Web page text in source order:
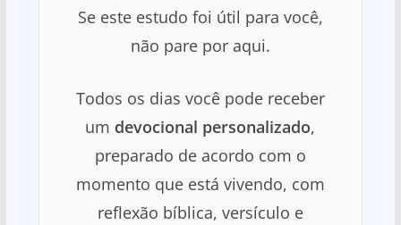
Se este estudo foi útil para você,
não pare por aqui.
Todos os dias você pode receber
um devocional personalizado,
preparado de acordo com o
momento que está vivendo, com
reflexão bíblica, versículo e